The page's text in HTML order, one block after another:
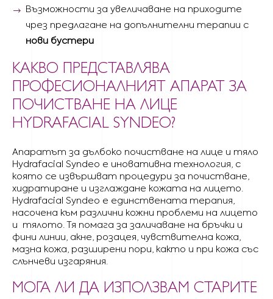
Възможности за увеличаване на приходите
чрез предлагане на допълнителни терапии с
нови бустери
КАКВО ПРЕДСТАВЛЯВА
ПРОФЕСИОНАЛНИЯТ АПАРАТ ЗА
ПОЧИСТВАНЕ НА ЛИЦЕ
HYDRAFACIAL SYNDEO?
Апаратът за дълбоко почистване на лице и тяло
Hydrafacial Syndeo е иновативна технология, с
която се извършват процедури за почистване,
хидратиране и изглаждане кожата на лицето.
Hydrafacial Syndeo е единствената терапия,
насочена към различни кожни проблеми на лицето
и тялото. Тя помага за заличаване на бръчки и
фини линии, акне, розацея, чувствителна кожа,
мазна кожа, разширени пори, както и при кожа със
слънчеви изгаряния.
МОГА ЛИ ДА ИЗПОЛЗВАМ СТАРИТЕ